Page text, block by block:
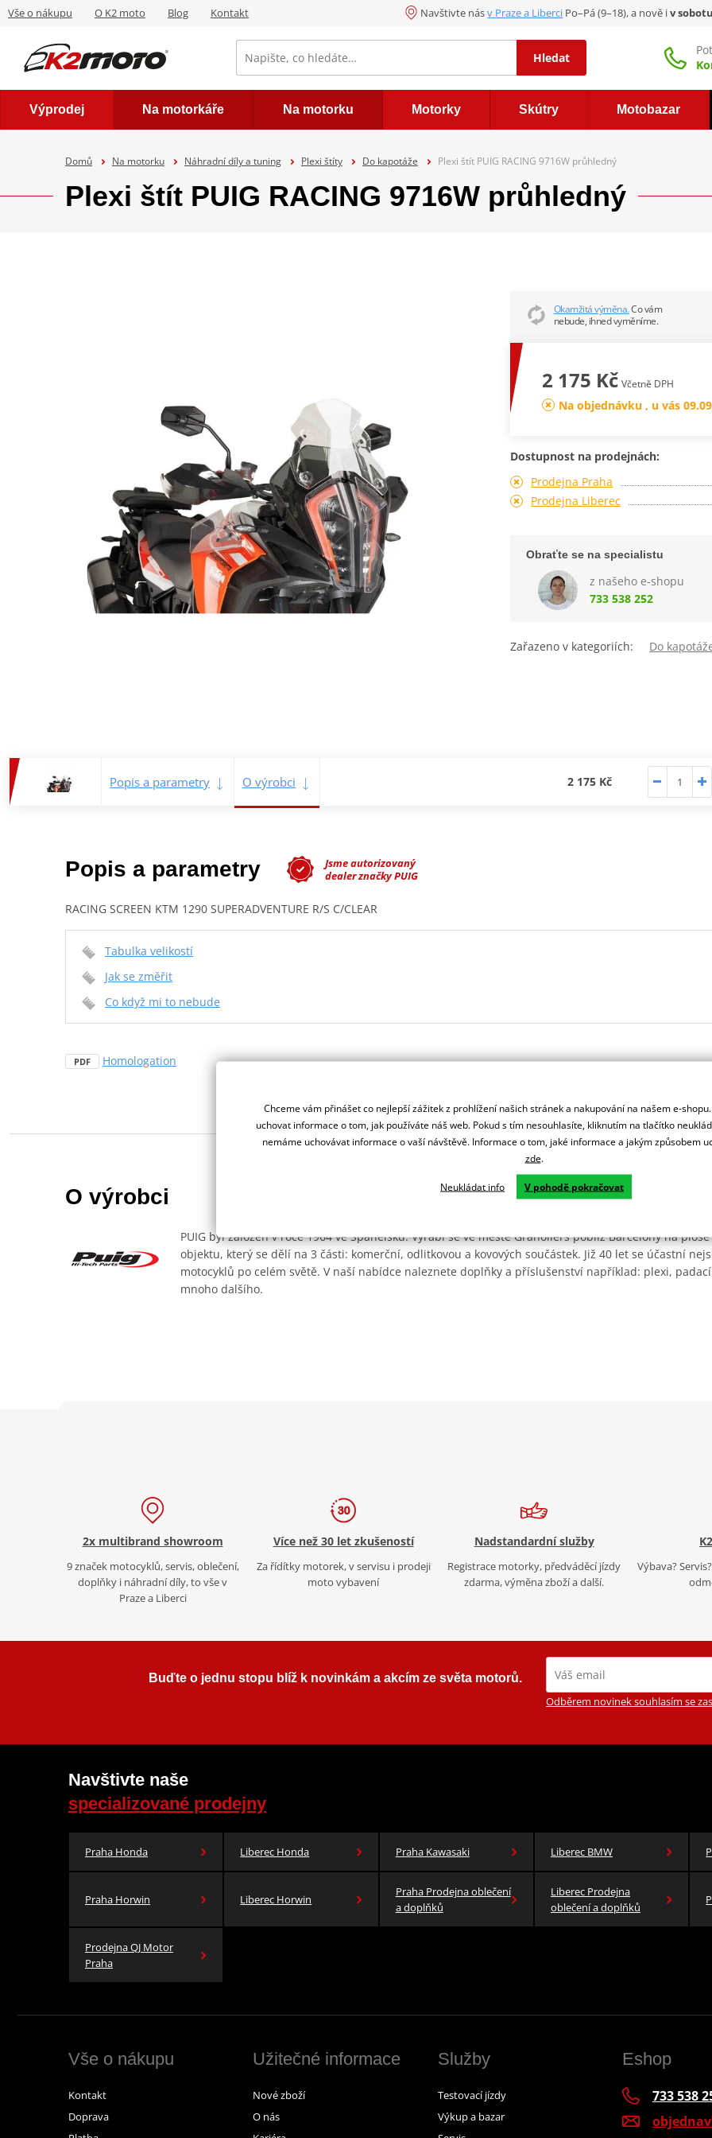
Vše o nákupu O K2 moto Blog Kontakt Navštivte násv Praze a Liberci Po–Pá (9–18), a nově iv sobotu
Hledat
Výprodej Na motorkáře Na motorku Motorky Skútry Motobazar
Domů Na motorku Náhradní díly a tuning Plexi štíty Do kapotáže Plexi štít PUIG RACING 9716W průhledný
Plexi štít PUIG RACING 9716W průhledný
Okamžitá výměna.Co vám
nebude, ihned vyměníme.
2 175 Kč Včetně DPH
Na objednávku , u vás
Dostupnost na prodejnách:
Prodejna Praha
Prodejna Liberec
Obraťte se na specialistu
z našeho e-shopu
733 538 252
Zařazeno v kategoriích: Do
Popis a parametry O výrobci 2 175 Kč
Popis a parametry
Jsme autorizovaný
dealer značky PUIG
RACING SCREEN KTM 1290 SUPERADVENTURE R/S C/CLEAR
Tabulka velikostí
Jak se změřit
Co když mi to nebude
PDF Homologation
O výrobci
PUIG byl založen v roce 1964 ve Španělsku. Vyrábí se ve městě Granollers poblíž Barcelony na ploše
objektu, který se dělí na 3 části: komerční, odlitkovou a kovových součástek. Již 40 let se účastní
motocyklů po celém světě. V naší nabídce naleznete doplňky a příslušenství například: plexi,
mnoho dalšího.
2x multibrand showroom
9 značek motocyklů, servis, oblečení,
doplňky i náhradní díly, to vše v
Praze a Liberci
Více než 30 let zkušeností
Za řídítky motorek, v servisu i prodeji
moto vybavení
Nadstandardní služby
Registrace motorky, předváděcí jízdy
zdarma, výměna zboží a další.
Výbava?
Buďte o jednu stopu blíž k novinkám a akcím ze světa motorů.
Odběrem novinek souhlasím se
Navštivte naše
specializované prodejny
Praha Honda Liberec Honda Praha Kawasaki Liberec BMW
Praha Horwin Liberec Horwin
Praha Prodejna oblečení
a doplňků
Liberec Prodejna
oblečení a doplňků
Prodejna QJ Motor
Praha
Vše o nákupu
Kontakt
Doprava
Užitečné informace
Nové zboží
O nás
Služby
Testovací jízdy
Výkup a bazar
Eshop
733 538
Chceme vám přinášet co nejlepší zážitek z prohlížení našich stránek a nakupování na našem e-
uchovat informace o tom, jak používáte náš web. Pokud s tím nesouhlasíte, kliknutím na tlačítko
nemáme uchovávat informace o vaší návštěvě. Informace o tom, jaké informace a jakým způsobem
zde.
Neukládat info V pohodě pokračovat